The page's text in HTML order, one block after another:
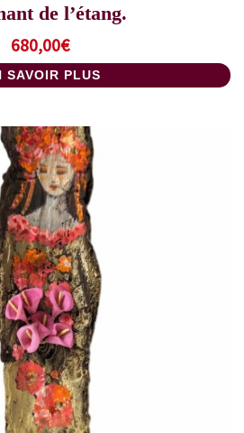
de l’étang.
680,00€
SAVOIR PLUS